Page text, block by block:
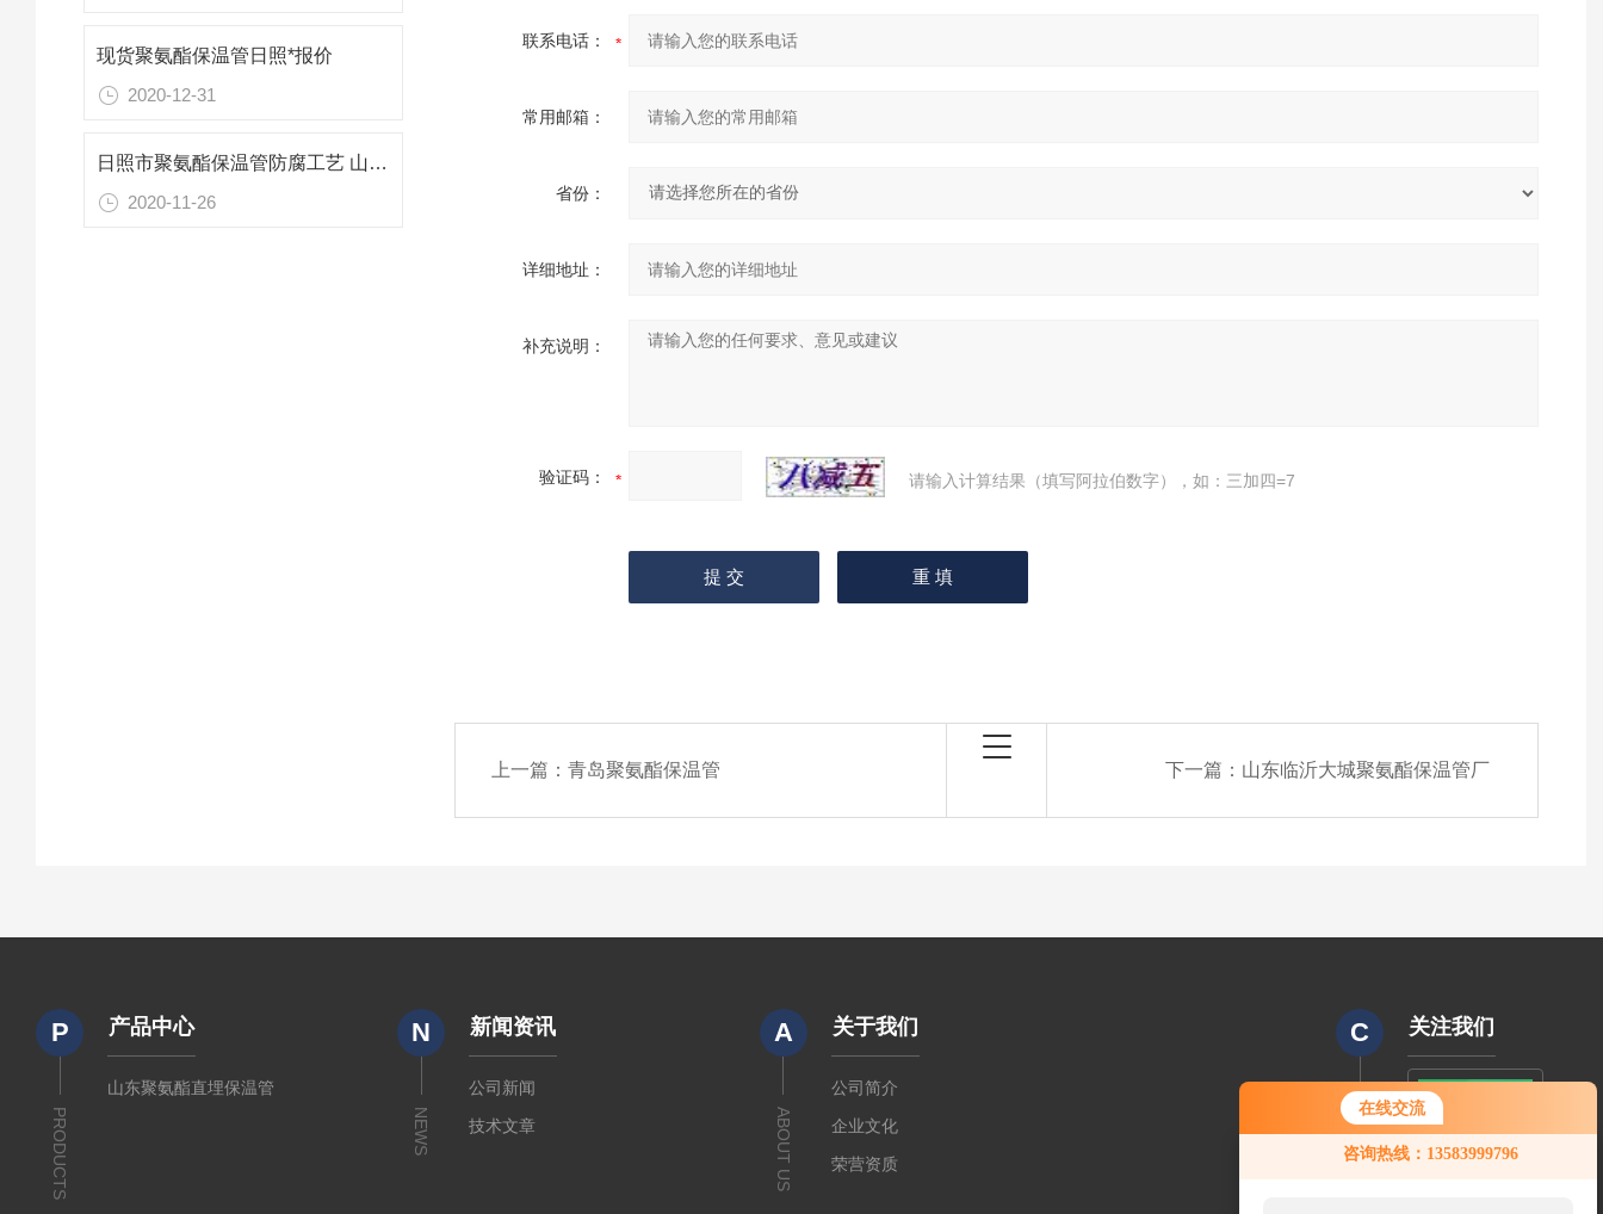
在线交流
咨询热线：13583999796
现货聚氨酯保温管日照*报价
2020-12-31
日照市聚氨酯保温管防腐工艺 山东专业防腐保温材料
2020-11-26
联系电话：
常用邮箱：
省份：
详细地址：
补充说明：
验证码： 请输入计算结果（填写阿拉伯数字），如：三加四=7
上一篇：青岛聚氨酯保温管 下一篇： 山东临沂大城聚氨酯保温管厂
P
PRODUCTS
产品中心
山东聚氨酯直埋保温管
N
NEWS
新闻资讯
公司新闻
技术文章
A
ABOUT US
关于我们
公司简介
企业文化
荣营资质
C
CODE
关注我们